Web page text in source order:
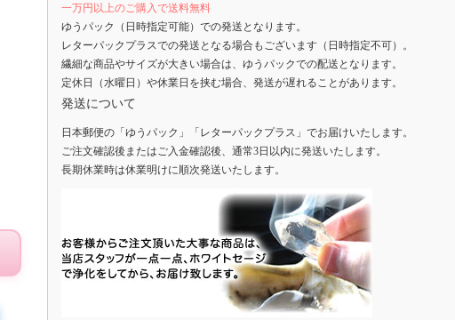
一万円以上のご購入で送料無料
ゆうパック（日時指定可能）での発送となります。
レターパックプラスでの発送となる場合もございます（日時指定不可）。
繊細な商品やサイズが大きい場合は、ゆうパックでの配送となります。
定休日（水曜日）や休業日を挟む場合、発送が遅れることがあります。
発送について
日本郵便の「ゆうパック」「レターパックプラス」でお届けいたします。
ご注文確認後またはご入金確認後、通常3日以内に発送いたします。
長期休業時は休業明けに順次発送いたします。